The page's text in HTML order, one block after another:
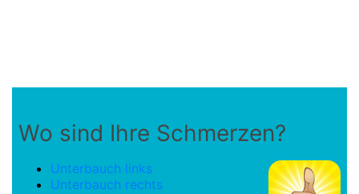
Wo sind Ihre Schmerzen?
Unterbauch links
Unterbauch rechts